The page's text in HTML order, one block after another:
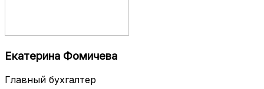
Екатерина Фомичева
Главный бухгалтер